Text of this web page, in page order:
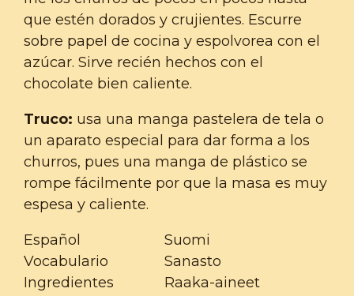
que estén dorados y crujientes. Escurre
sobre papel de cocina y espolvorea con el
azúcar. Sirve recién hechos con el
chocolate bien caliente.
Truco: usa una manga pastelera de tela o
un aparato especial para dar forma a los
churros, pues una manga de plástico se
rompe fácilmente por que la masa es muy
espesa y caliente.
Español
Suomi
Vocabulario
Sanasto
Ingredientes
Raaka-aineet